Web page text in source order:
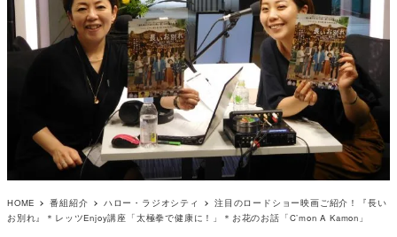
HOME 番組紹介 ハロー・ラジオシティ
注目のロードショー映画ご紹介！『長い
お別れ』＊レッツEnjoy講座「太極拳で健康に！」＊お花のお話「C’mon A Kamon」